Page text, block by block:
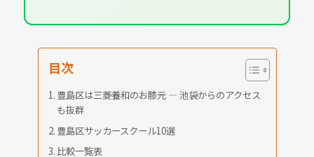
目次
豊島区は三菱養和のお膝元 — 池袋からのアクセス
も抜群
豊島区サッカースクール10選
比較一覧表